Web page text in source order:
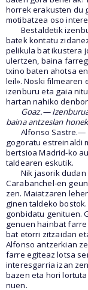
horrek erakusten du
motibatzea oso
Bestaldetik
batek kontatu
pelikula bat ikustera
ulertzen, baina
txino baten ahotsa
leil». Noski
izenburu eta gaia
hartan nahiko
Goaz.—
baina antzeslan
Alfonso Sastre.—
gogoratu estreinaldi
bertsioa Madrid-ko
taldearen eskutik.
Nik jasorik
Carabanchel-en
zen. Maiatzaren
ginen taldeko
gonbidatu genituen.
genuen hainbat
bat etorri zitzaidan
Alfonso antzerkian
farre egiteaz lotsa
interesgarria izan
bazen eta hori
nuen.